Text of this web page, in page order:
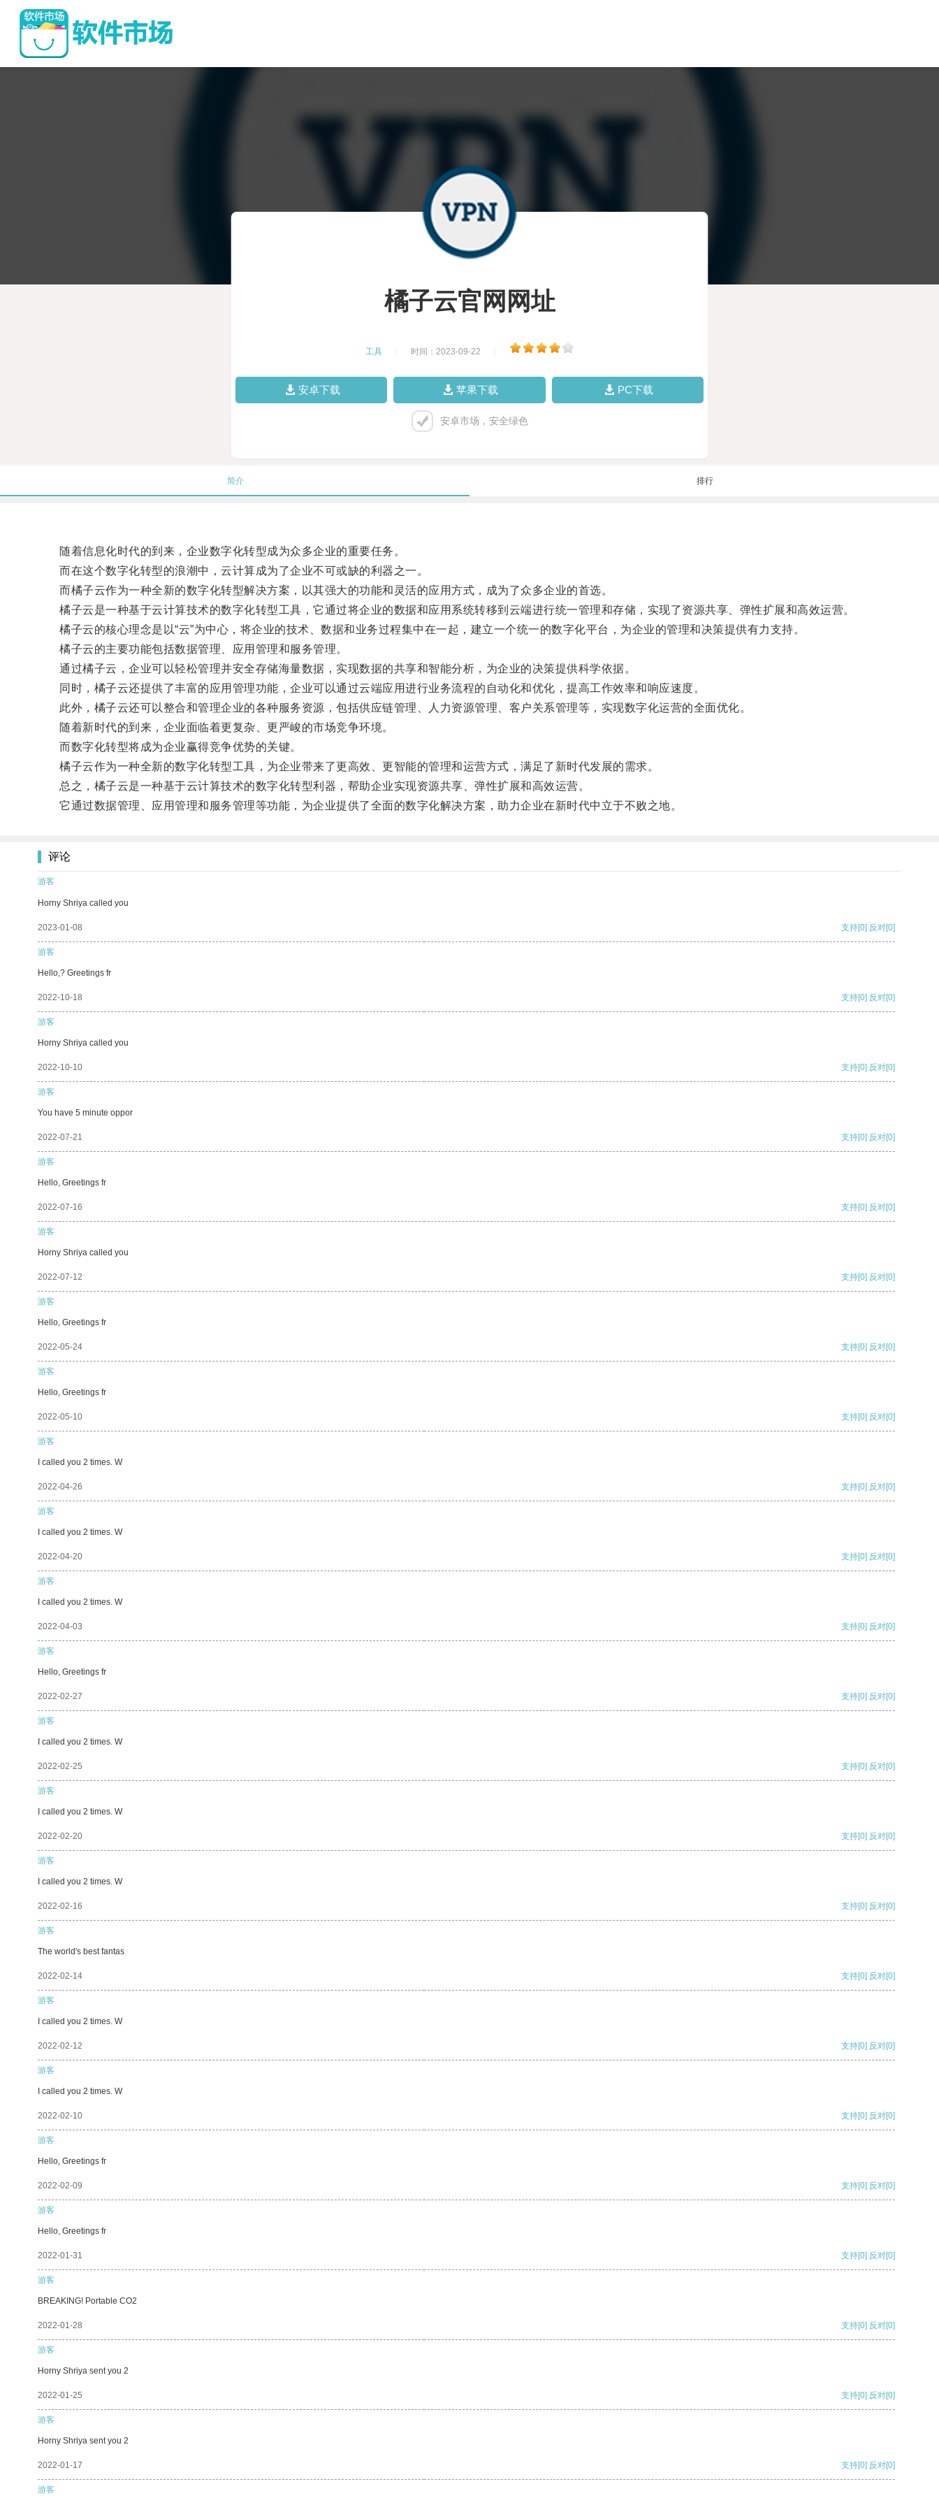
橘子云官网网址
工具 时间：2023-09-22
安卓下载 苹果下载 PC下载
安卓市场，安全绿色
简介 排行
随着信息化时代的到来，企业数字化转型成为众多企业的重要任务。
而在这个数字化转型的浪潮中，云计算成为了企业不可或缺的利器之一。
而橘子云作为一种全新的数字化转型解决方案，以其强大的功能和灵活的应用方式，成为了众多企业的首选。
橘子云是一种基于云计算技术的数字化转型工具，它通过将企业的数据和应用系统转移到云端进行统一管理和存储，实现了资源共享、弹性扩展和高效运营。
橘子云的核心理念是以“云”为中心，将企业的技术、数据和业务过程集中在一起，建立一个统一的数字化平台，为企业的管理和决策提供有力支持。
橘子云的主要功能包括数据管理、应用管理和服务管理。
通过橘子云，企业可以轻松管理并安全存储海量数据，实现数据的共享和智能分析，为企业的决策提供科学依据。
同时，橘子云还提供了丰富的应用管理功能，企业可以通过云端应用进行业务流程的自动化和优化，提高工作效率和响应速度。
此外，橘子云还可以整合和管理企业的各种服务资源，包括供应链管理、人力资源管理、客户关系管理等，实现数字化运营的全面优化。
随着新时代的到来，企业面临着更复杂、更严峻的市场竞争环境。
而数字化转型将成为企业赢得竞争优势的关键。
橘子云作为一种全新的数字化转型工具，为企业带来了更高效、更智能的管理和运营方式，满足了新时代发展的需求。
总之，橘子云是一种基于云计算技术的数字化转型利器，帮助企业实现资源共享、弹性扩展和高效运营。
它通过数据管理、应用管理和服务管理等功能，为企业提供了全面的数字化解决方案，助力企业在新时代中立于不败之地。
评论
游客
Horny Shriya called you
2023-01-08 支持[0] 反对[0]
游客
Hello,? Greetings fr
2022-10-18 支持[0] 反对[0]
游客
Horny Shriya called you
2022-10-10 支持[0] 反对[0]
游客
You have 5 minute oppor
2022-07-21 支持[0] 反对[0]
游客
Hello, Greetings fr
2022-07-16 支持[0] 反对[0]
游客
Horny Shriya called you
2022-07-12 支持[0] 反对[0]
游客
Hello, Greetings fr
2022-05-24 支持[0] 反对[0]
游客
Hello, Greetings fr
2022-05-10 支持[0] 反对[0]
游客
I called you 2 times. W
2022-04-26 支持[0] 反对[0]
游客
I called you 2 times. W
2022-04-20 支持[0] 反对[0]
游客
I called you 2 times. W
2022-04-03 支持[0] 反对[0]
游客
Hello, Greetings fr
2022-02-27 支持[0] 反对[0]
游客
I called you 2 times. W
2022-02-25 支持[0] 反对[0]
游客
I called you 2 times. W
2022-02-20 支持[0] 反对[0]
游客
I called you 2 times. W
2022-02-16 支持[0] 反对[0]
游客
The world's best fantas
2022-02-14 支持[0] 反对[0]
游客
I called you 2 times. W
2022-02-12 支持[0] 反对[0]
游客
I called you 2 times. W
2022-02-10 支持[0] 反对[0]
游客
Hello, Greetings fr
2022-02-09 支持[0] 反对[0]
游客
Hello, Greetings fr
2022-01-31 支持[0] 反对[0]
游客
BREAKING! Portable CO2
2022-01-28 支持[0] 反对[0]
游客
Horny Shriya sent you 2
2022-01-25 支持[0] 反对[0]
游客
Horny Shriya sent you 2
2022-01-17 支持[0] 反对[0]
游客